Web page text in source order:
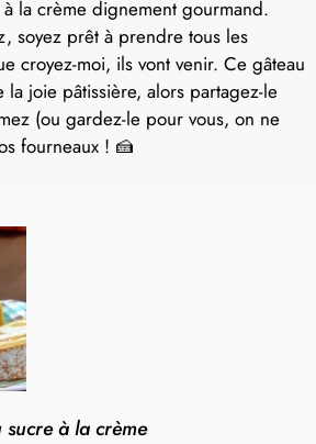
la crème dignement gourmand.
soyez prêt à prendre tous les
croyez-moi, ils vont venir. Ce gâteau
la joie pâtissière, alors partagez-le
(ou gardez-le pour vous, on ne
fourneaux ! 🍰
à la crème